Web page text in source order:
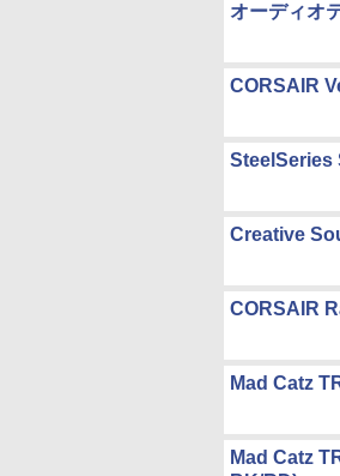
オーディオ
CORSAIR
SteelSeries
Creative
CORSAIR
Mad Catz
Mad Catz